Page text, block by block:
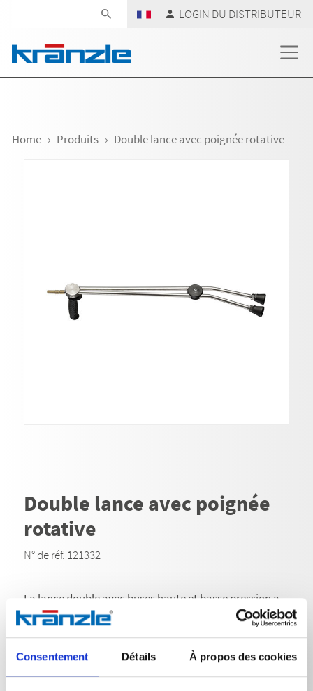
Consentement Détails À propos des cookies
LOGIN DU DISTRIBUTEUR
Home Produits Double lance avec poignée rotative
Double lance avec poignée
rotative
N° de réf. 121332
La lance double avec buses haute et basse pression a
été conçue pour une efficacité et une adaptabilité
maximales dans de nombreuses tâches de nettoyage.
Son avantage réside dans la possibilité de passer en
continu de l'application haute pression à l'application
basse pression en tournant la poignée, sans que
l'utilisateur ait à changer de lance de nettoyage. La